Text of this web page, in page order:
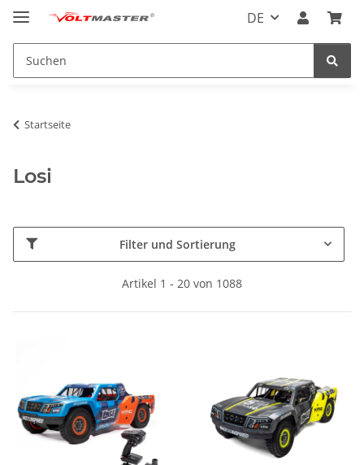
DE
Startseite
Losi
Filter und Sortierung
Artikel 1 - 20 von 1088